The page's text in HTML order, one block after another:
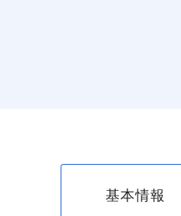
基本情報